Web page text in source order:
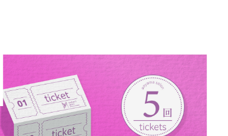
着付け教室／講座／イベント
ンラインレッスン